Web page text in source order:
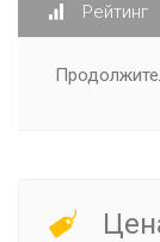
Рейтинг